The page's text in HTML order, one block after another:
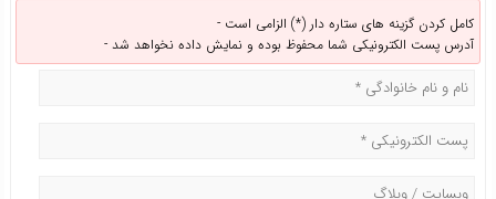
کامل کردن گزینه های ستاره دار (*) الزامی است -
آدرس پست الکترونیکی شما محفوظ بوده و نمایش داده نخواهد شد -